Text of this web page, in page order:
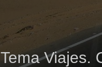
Tema Viajes.